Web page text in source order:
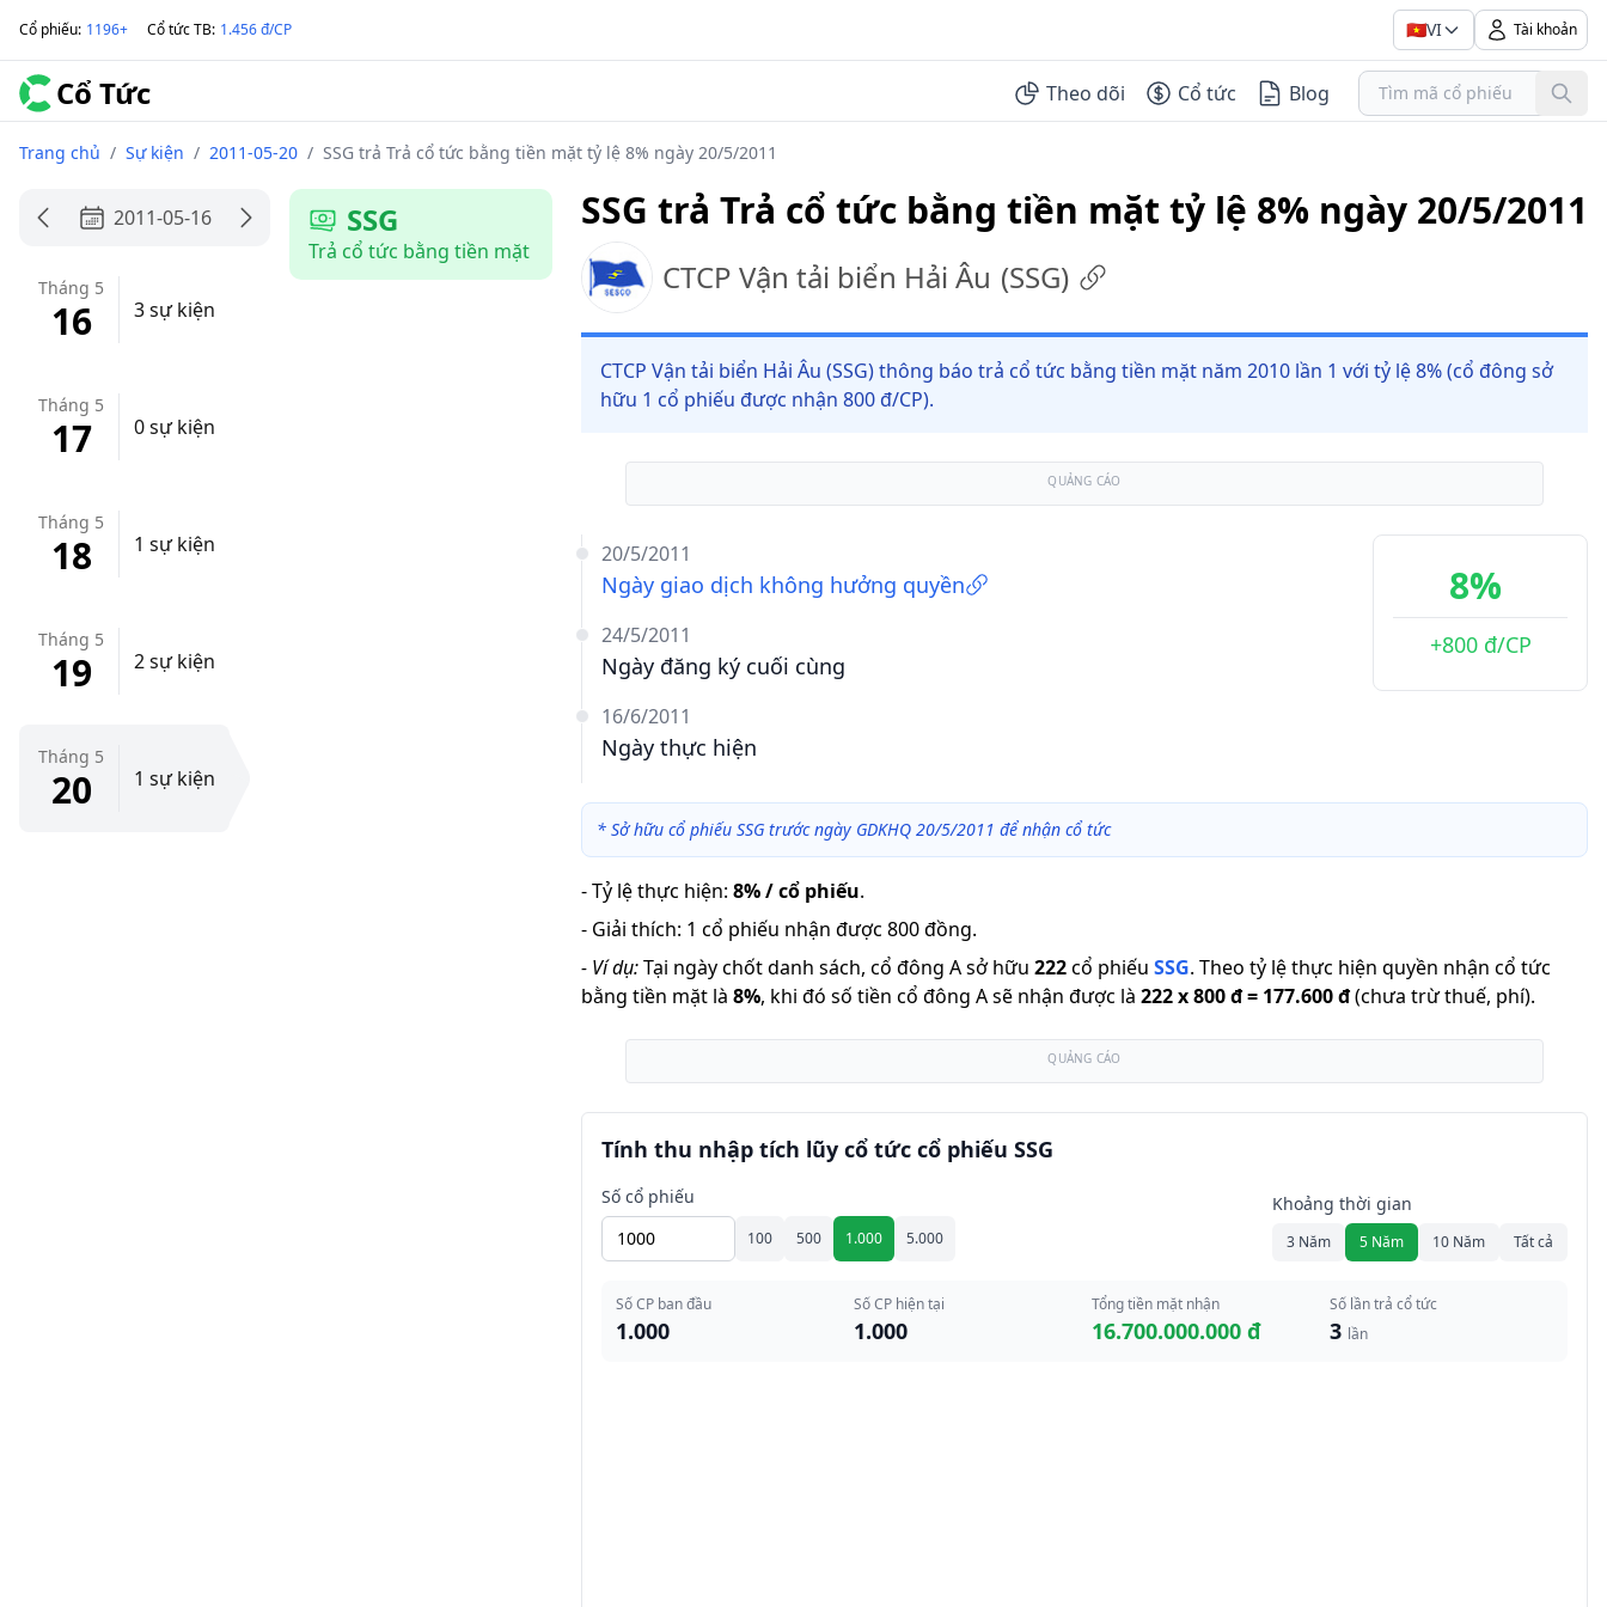
Cổ phiếu: 1196+ Cổ tức TB: 1.456 đ/CP 🇻🇳VI Tài khoản
Cổ Tức Theo dõi Cổ tức Blog
Trang chủ / Sự kiện / 2011-05-20 / SSG trả Trả cổ tức bằng tiền mặt tỷ lệ 8% ngày 20/5/2011
2011-05-16
Tháng 5
16 3 sự kiện
Tháng 5
17 0 sự kiện
Tháng 5
18 1 sự kiện
Tháng 5
19 2 sự kiện
Tháng 5
20 1 sự kiện
SSG
Trả cổ tức bằng tiền mặt
SSG trả Trả cổ tức bằng tiền mặt tỷ lệ 8% ngày 20/5/2011
CTCP Vận tải biển Hải Âu (SSG)
CTCP Vận tải biển Hải Âu (SSG) thông báo trả cổ tức bằng tiền mặt năm 2010 lần 1 với tỷ lệ 8% (cổ đông sở
hữu 1 cổ phiếu được nhận 800 đ/CP).
QUẢNG CÁO
20/5/2011
Ngày giao dịch không hưởng quyền
24/5/2011
Ngày đăng ký cuối cùng
16/6/2011
Ngày thực hiện
8%
+800 đ/CP
* Sở hữu cổ phiếu SSG trước ngày GDKHQ 20/5/2011 để nhận cổ tức
-Tỷ lệ thực hiện: 8% / cổ phiếu.
- Giải thích: 1 cổ phiếu nhận được 800 đồng.
- Ví dụ:Tại ngày chốt danh sách, cổ đông A sở hữu 222cổ phiếu SSG. Theo tỷ lệ thực hiện quyền nhận cổ tức
bằng tiền mặt là 8%, khi đó số tiền cổ đông A sẽ nhận được là 222x800 đ= 177.600 đ(chưa trừ thuế, phí).
QUẢNG CÁO
Tính thu nhập tích lũy cổ tức cổ phiếu SSG
Số cổ phiếu
100 500 1.000 5.000
Khoảng thời gian
3 Năm 5 Năm 10 Năm Tất cả
Số CP ban đầu
1.000
Số CP hiện tại
1.000
Tổng tiền mặt nhận
16.700.000.000 đ
Số lần trả cổ tức
3 lần